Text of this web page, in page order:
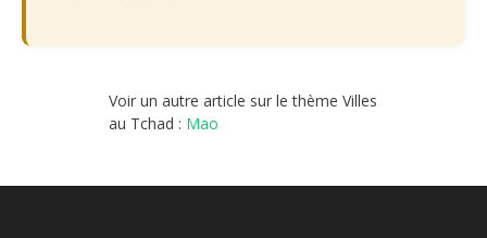
Voir un autre article sur le thème Villes
au Tchad : Mao